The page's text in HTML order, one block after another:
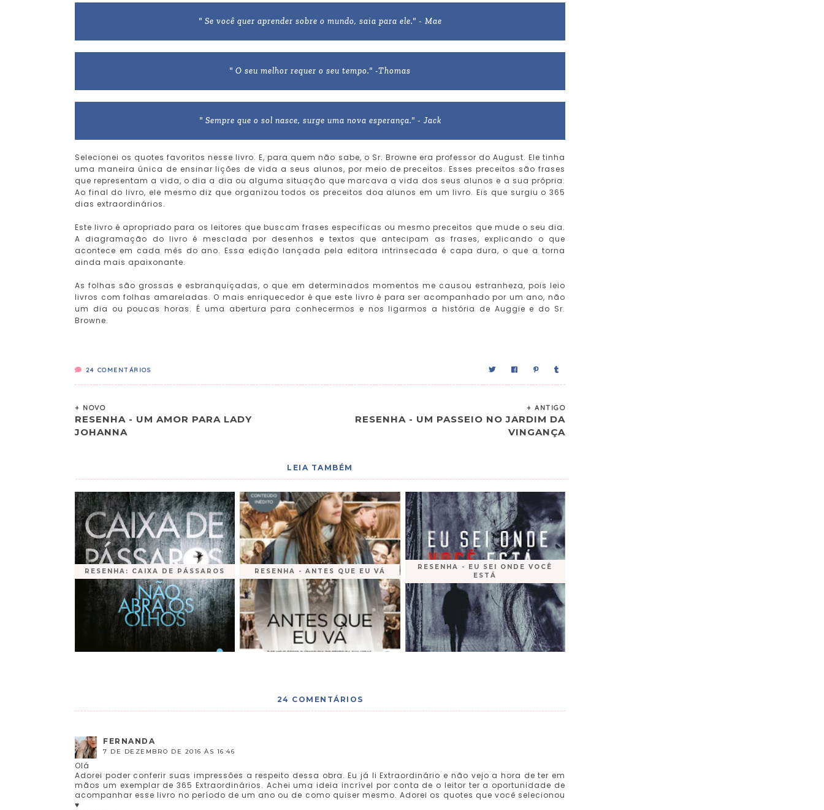
" Se você quer aprender sobre o mundo, saia para ele." - Mae
" O seu melhor requer o seu tempo." -Thomas
" Sempre que o sol nasce, surge uma nova esperança." - Jack
Selecionei os quotes favoritos nesse livro. E, para quem não sabe, o Sr. Browne era professor do August. Ele tinha
uma maneira única de ensinar lições de vida a seus alunos, por meio de preceitos. Esses preceitos são frases
que representam a vida, o dia a dia ou alguma situação que marcava a vida dos seus alunos e a sua própria.
Ao final do livro, ele mesmo diz que organizou todos os preceitos doa alunos em um livro. Eis que surgiu o 365
dias extraordinários.
Este livro é apropriado para os leitores que buscam frases especificas ou mesmo preceitos que mude o seu dia.
A diagramação do livro é mesclada por desenhos e textos que antecipam as frases, explicando o que
acontece em cada mês do ano. Essa edição lançada pela editora intrinsecada é capa dura, o que a torna
ainda mais apaixonante.
As folhas são grossas e esbranquiçadas, o que em determinados momentos me causou estranheza, pois leio
livros com folhas amareladas. O mais enriquecedor é que este livro é para ser acompanhado por um ano, não
um dia ou poucas horas. É uma abertura para conhecermos e nos ligarmos a história de Auggie e do Sr.
Browne.
24 COMENTÁRIOS
+ NOVO
RESENHA - UM AMOR PARA LADY
JOHANNA
+ ANTIGO
RESENHA - UM PASSEIO NO JARDIM DA
VINGANÇA
LEIA TAMBÉM
RESENHA: CAIXA DE PÁSSAROS RESENHA - ANTES QUE EU VÁ
RESENHA - EU SEI ONDE VOCÊ
ESTÁ
24 COMENTÁRIOS
FERNANDA
7 DE DEZEMBRO DE 2016 ÀS 16:46
Olá
Adorei poder conferir suas impressões a respeito dessa obra. Eu já li Extraordinário e não vejo a hora de ter em
mãos um exemplar de 365 Extraordinários. Achei uma ideia incrível por conta de o leitor ter a oportunidade de
acompanhar esse livro no período de um ano ou de como quiser mesmo. Adorei os quotes que você selecionou
♥